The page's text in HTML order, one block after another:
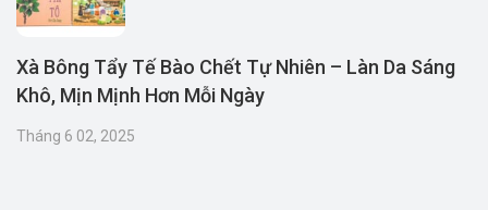
Xà Bông Tẩy Tế Bào Chết Tự Nhiên – Làn Da Sáng
Khô, Mịn Mịnh Hơn Mỗi Ngày
Tháng 6 02, 2025